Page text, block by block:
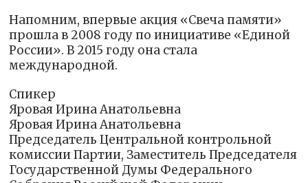
Напомним, впервые акция «Свеча памяти»
прошла в 2008 году по инициативе «Единой
России». В 2015 году она стала
международной.
Спикер
Яровая Ирина Анатольевна
Яровая Ирина Анатольевна
Председатель Центральной контрольной
комиссии Партии, Заместитель Председателя
Государственной Думы Федерального